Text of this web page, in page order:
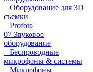
Оборудование для 3D
съемки
Profoto
07 Звуковое
оборудование
Беспроводные
микрофоны & системы
Микрофоны